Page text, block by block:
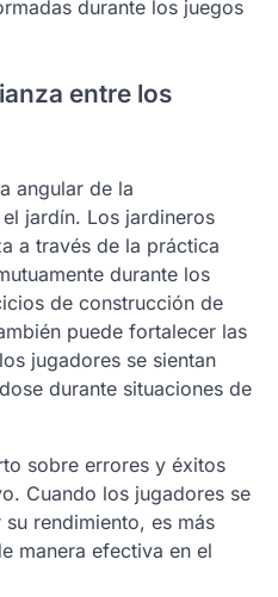
durante los juegos
entre los
angular de la
jardín. Los jardineros
a través de la práctica
durante los
de construcción de
puede fortalecer las
jugadores se sientan
durante situaciones de
sobre errores y éxitos
Cuando los jugadores se
rendimiento, es más
manera efectiva en el